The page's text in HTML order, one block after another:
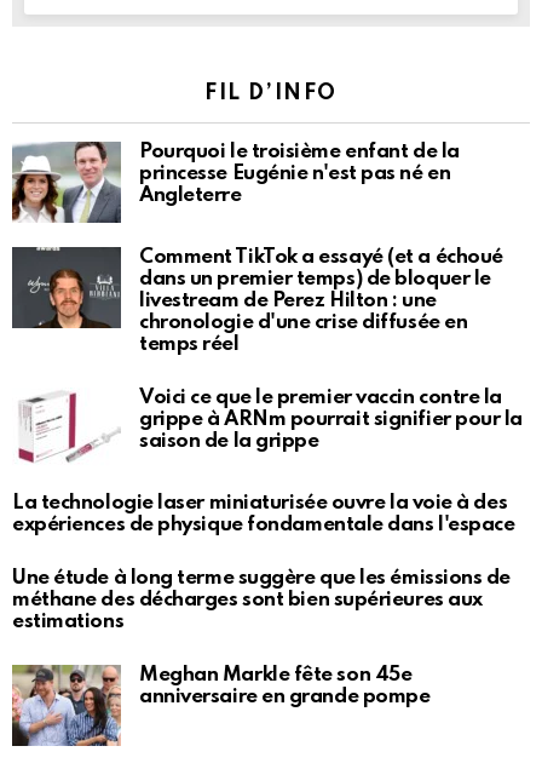
FIL D’INFO
Pourquoi le troisième enfant de la
princesse Eugénie n'est pas né en
Angleterre
Comment TikTok a essayé (et a échoué
dans un premier temps) de bloquer le
livestream de Perez Hilton : une
chronologie d'une crise diffusée en
temps réel
Voici ce que le premier vaccin contre la
grippe à ARNm pourrait signifier pour la
saison de la grippe
La technologie laser miniaturisée ouvre la voie à des
expériences de physique fondamentale dans l'espace
Une étude à long terme suggère que les émissions de
méthane des décharges sont bien supérieures aux
estimations
Meghan Markle fête son 45e
anniversaire en grande pompe